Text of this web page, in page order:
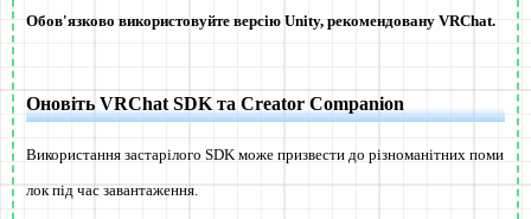
Обов'язково використовуйте версію Unity, рекомендовану VRChat.
Оновіть VRChat SDK та Creator Companion
Використання застарілого SDK може призвести до різноманітних поми
лок під час завантаження.